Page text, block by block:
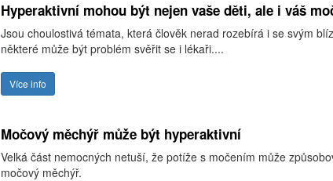
Hyperaktivní mohou být nejen vaše děti, ale i váš
Jsou choulostivá témata, která člověk nerad rozebírá i se svým
některé může být problém svěřit se i lékaři....
Více info
Močový měchýř může být hyperaktivní
Velká část nemocných netuší, že potíže s močením může
močový měchýř.